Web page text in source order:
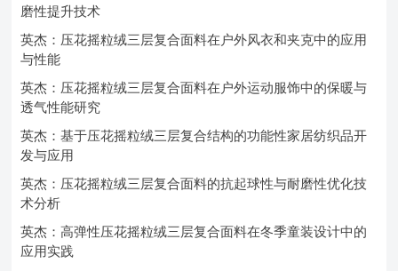
磨性提升技术
英杰：压花摇粒绒三层复合面料在户外风衣和夹克中的应用
与性能
英杰：压花摇粒绒三层复合面料在户外运动服饰中的保暖与
透气性能研究
英杰：基于压花摇粒绒三层复合结构的功能性家居纺织品开
发与应用
英杰：压花摇粒绒三层复合面料的抗起球性与耐磨性优化技
术分析
英杰：高弹性压花摇粒绒三层复合面料在冬季童装设计中的
应用实践